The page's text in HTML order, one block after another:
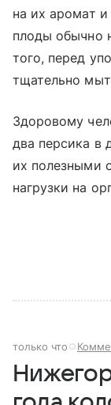
на их аромат
плоды обычно
того, перед
тщательно
Здоровому
два персика в
их полезными
нагрузки на
только что